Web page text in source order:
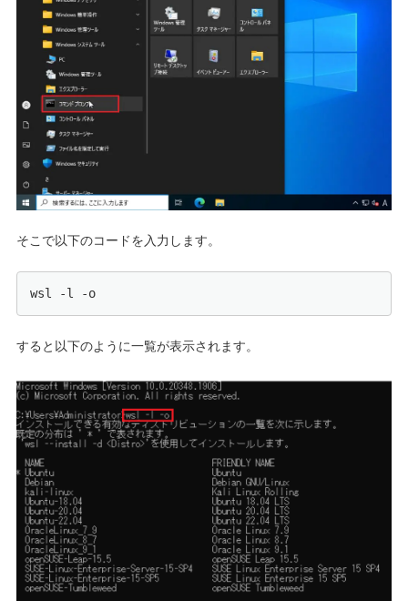
そこで以下のコードを入力します。
wsl -l -o
すると以下のように一覧が表示されます。